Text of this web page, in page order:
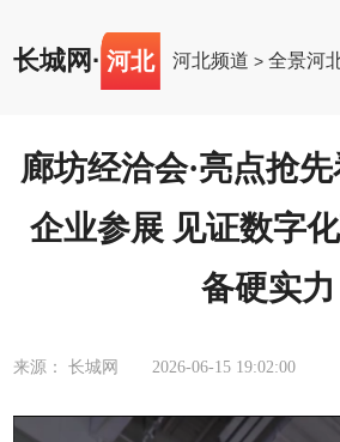
长城网 · 河北 河北频道 >全景河
廊坊经洽会·亮点抢
企业参展 见证数字
备硬实力
来源： 长城网 2026-06-15 19:02:00